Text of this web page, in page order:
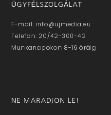
ÜGYFÉLSZOLGÁLAT
E-mail: info@ujmedia.eu
Telefon: 20/42-300-42
Munkanapokon 8-16 óráig
NE MARADJON LE!